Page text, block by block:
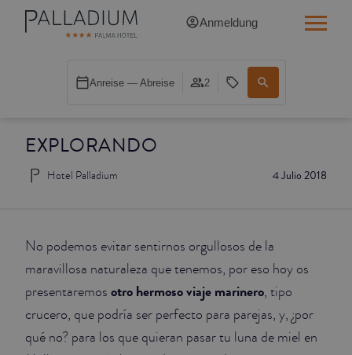
EXPLORANDO
4 Julio 2018
Hotel Palladium
No podemos evitar sentirnos orgullosos de la
maravillosa naturaleza que tenemos, por eso hoy os
presentaremos otro hermoso viaje marinero, tipo
crucero, que podría ser perfecto para parejas, y, ¿por
qué no? para los que quieran pasar tu luna de miel en
Anmeldung
Anreise — Abreise 2
SINGLE BALCONY CATHEDRAL
DOUBLE RED
DOUBLE WHITE
DOUBLE INN CATHEDRAL
SUPERIOR